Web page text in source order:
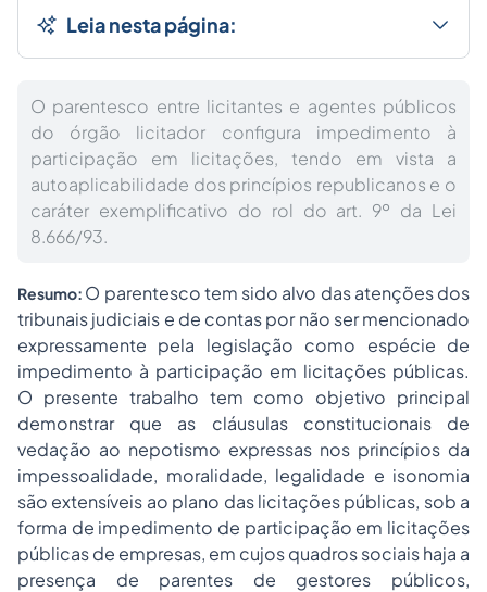
Leia nesta página:
O parentesco entre licitantes e agentes públicos
do órgão licitador configura impedimento à
participação em licitações, tendo em vista a
autoaplicabilidade dos princípios republicanos e o
caráter exemplificativo do rol do art. 9º da Lei
8.666/93.
Resumo: O parentesco tem sido alvo das atenções dos
tribunais judiciais e de contas por não ser mencionado
expressamente pela legislação como espécie de
impedimento à participação em licitações públicas.
O presente trabalho tem como objetivo principal
demonstrar que as cláusulas constitucionais de
vedação ao nepotismo expressas nos princípios da
impessoalidade, moralidade, legalidade e isonomia
são extensíveis ao plano das licitações públicas, sob a
forma de impedimento de participação em licitações
públicas de empresas, em cujos quadros sociais haja a
presença de parentes de gestores públicos,